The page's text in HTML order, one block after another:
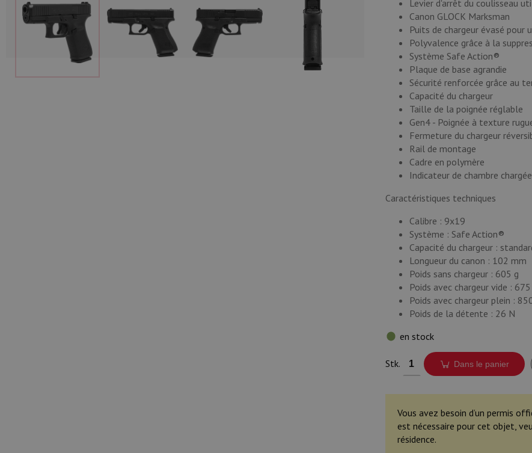
Levier d'arrêt du coulisseau
Canon GLOCK Marksman
Puits de chargeur évasé pour
Polyvalence grâce à la
Système Safe Action®
Plaque de base agrandie
Sécurité renforcée grâce au
Capacité du chargeur
Taille de la poignée réglable
Gen4 - Poignée à texture
Fermeture du chargeur
Rail de montage
Cadre en polymère
Indicateur de chambre chargée
Caractéristiques techniques
Calibre : 9x19
Système : Safe Action®
Capacité du chargeur :
Longueur du canon : 102 mm
Poids sans chargeur : 605 g
Poids avec chargeur vide :
Poids avec chargeur plein :
Poids de la détente : 26 N
en stock
Stk. Dans le panier
Vous avez besoin d’un permis
est nécessaire pour cet objet,
résidence.